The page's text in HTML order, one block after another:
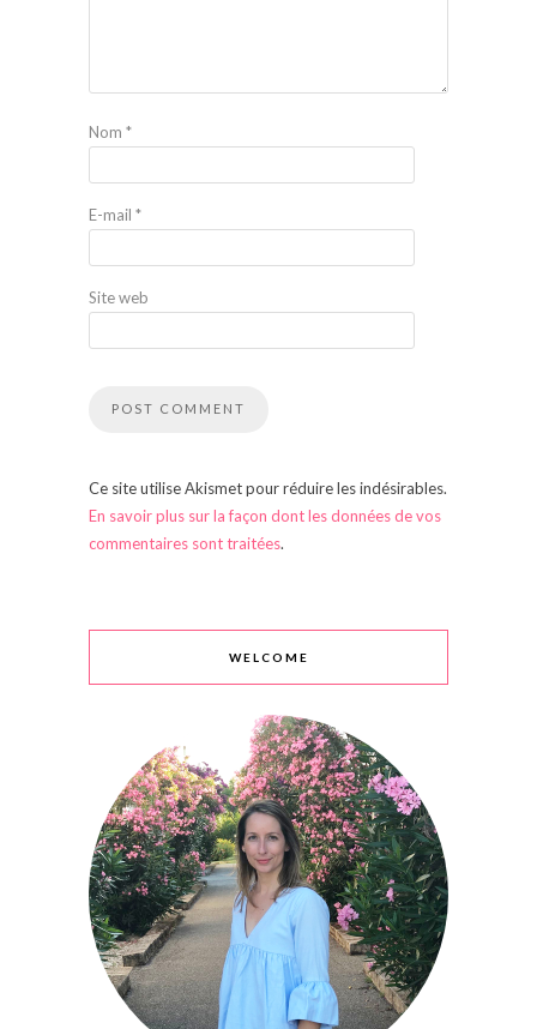
Nom *
E-mail *
Site web
Ce site utilise Akismet pour réduire les indésirables.
En savoir plus sur la façon dont les données de vos
commentaires sont traitées.
WELCOME